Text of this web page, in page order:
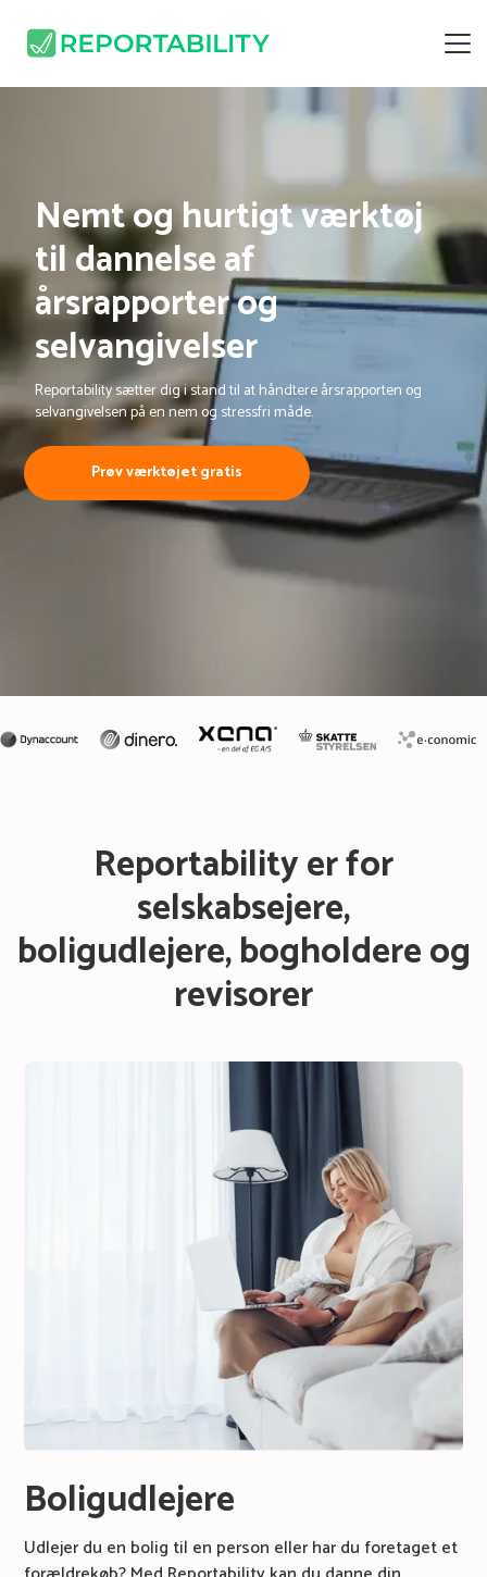
Nemt og hurtigt værktøj
til dannelse af
årsrapporter og
selvangivelser
Reportability sætter dig i stand til at håndtere årsrapporten og
selvangivelsen på en nem og stressfri måde.
Prøv værktøjet gratis
Reportability er for
selskabsejere,
boligudlejere, bogholdere og
revisorer
Boligudlejere
Udlejer du en bolig til en person eller har du foretaget et